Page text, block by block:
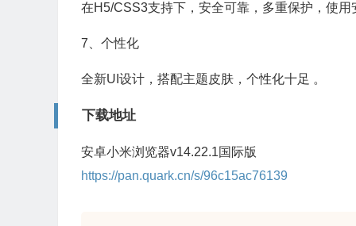
在H5/CSS3支持下，安全可靠，多重保护，使用
7、个性化
全新UI设计，搭配主题皮肤，个性化十足 。
下载地址
安卓小米浏览器v14.22.1国际版
https://pan.quark.cn/s/96c15ac76139